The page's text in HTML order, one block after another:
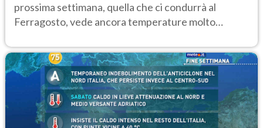
prossima settimana, quella che ci condurrà al
Ferragosto, vede ancora temperature molto